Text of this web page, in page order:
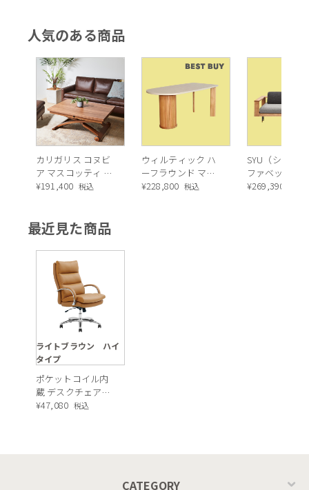
肘掛けは肌に触れる部分に張地をあしらっています。冬場もひ
んやりせず、ゆったりと腕を休めることができます。※画像の
張地はシルキーファイバーモデル
人気のある商品
カリガリス コヌビ
ア マスコッティ 伸
長・昇降式テーブ
MASCOTTE[CB490]
P201
¥191,400 税込
ウィルティック ハ
ーフラウンド マテ
ィエラ塗装 ダイニ
¥228,800 税込
SYU（シュウ
ファベッド（
ュラル）
¥269,390
最近見た商品
ライトブラウン ハイ
タイプ
ポケットコイル内
蔵 デスクチェア
（PUレザー・ライ
¥47,080 税込
CATEGORY